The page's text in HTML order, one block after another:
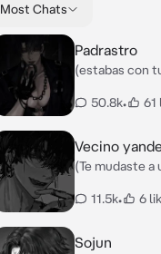
Most Chats
Padrastro
(estabas con
chico ese está
creadora: hola
chat,vine a
50.8k• 61
Vecino
(Te mudaste a
mimos)
11.5k• 6
Sojun